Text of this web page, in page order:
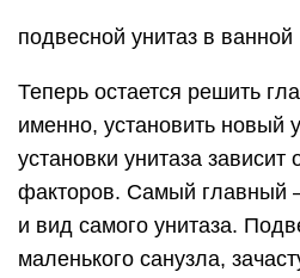
подвесной унитаз в ванной
Теперь остается решить
именно, установить новый
установки унитаза зависит
факторов. Самый главный
и вид самого унитаза.
маленького санузла,